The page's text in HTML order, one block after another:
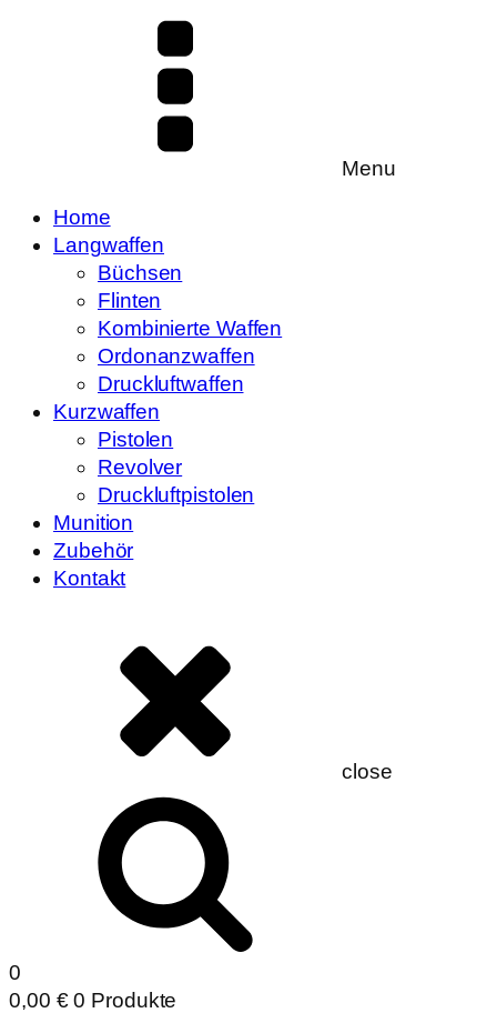
Menu
Home
Langwaffen
Büchsen
Flinten
Kombinierte Waffen
Ordonanzwaffen
Druckluftwaffen
Kurzwaffen
Pistolen
Revolver
Druckluftpistolen
Munition
Zubehör
Kontakt
close
0
0,00 € 0 Produkte